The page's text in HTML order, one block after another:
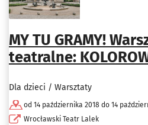
MY TU GRAMY!
teatralne:
Dla dzieci / Warsztaty
od 14 października 2018 do 14
Wrocławski Teatr Lalek